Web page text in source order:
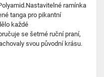
ramínka
tanga pro pikantní
každé
se šetrné ruční praní,
svou původní krásu.